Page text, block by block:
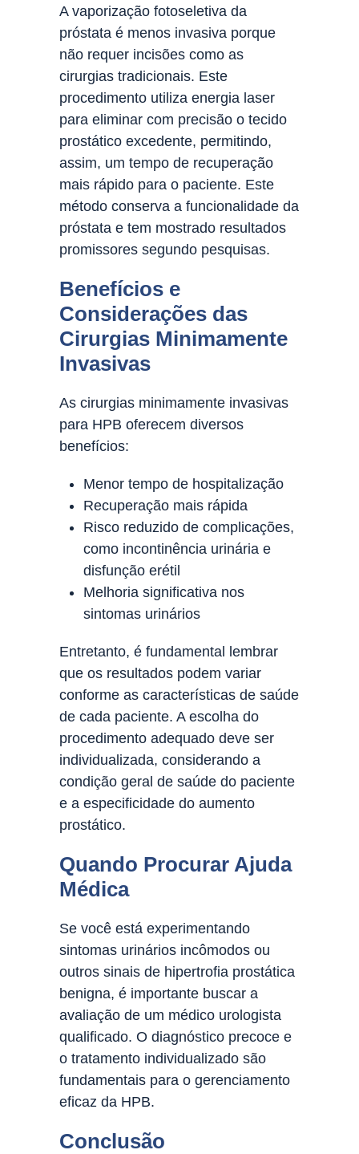
A vaporização fotoseletiva da
próstata é menos invasiva porque
não requer incisões como as
cirurgias tradicionais. Este
procedimento utiliza energia laser
para eliminar com precisão o tecido
prostático excedente, permitindo,
assim, um tempo de recuperação
mais rápido para o paciente. Este
método conserva a funcionalidade da
próstata e tem mostrado resultados
promissores segundo pesquisas.
Benefícios e
Considerações das
Cirurgias Minimamente
Invasivas
As cirurgias minimamente invasivas
para HPB oferecem diversos
benefícios:
Menor tempo de hospitalização
Recuperação mais rápida
Risco reduzido de complicações,
como incontinência urinária e
disfunção erétil
Melhoria significativa nos
sintomas urinários
Entretanto, é fundamental lembrar
que os resultados podem variar
conforme as características de saúde
de cada paciente. A escolha do
procedimento adequado deve ser
individualizada, considerando a
condição geral de saúde do paciente
e a especificidade do aumento
prostático.
Quando Procurar Ajuda
Médica
Se você está experimentando
sintomas urinários incômodos ou
outros sinais de hipertrofia prostática
benigna, é importante buscar a
avaliação de um médico urologista
qualificado. O diagnóstico precoce e
o tratamento individualizado são
fundamentais para o gerenciamento
eficaz da HPB.
Conclusão